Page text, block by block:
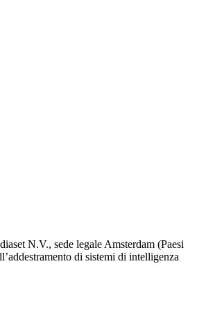
N.V., sede legale Amsterdam (Paesi
di sistemi di intelligenza